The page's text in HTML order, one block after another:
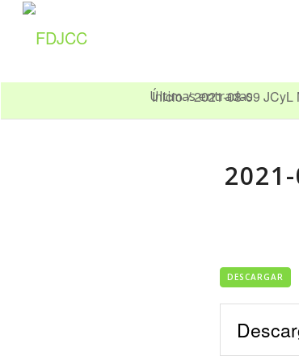
Últimas entradas
Inicio /2021-08-09 JCyL
DESCARGAR